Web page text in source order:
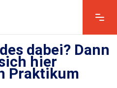
* dabei? Dann
hier
Praktikum